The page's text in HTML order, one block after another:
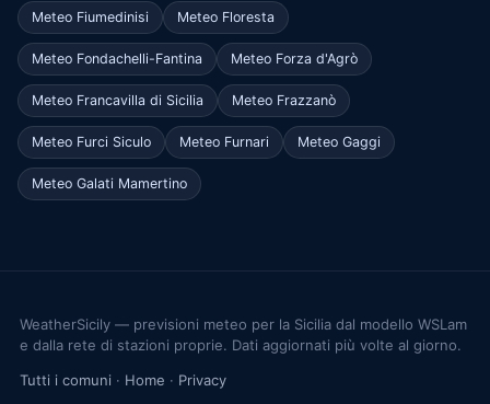
Meteo Fiumedinisi Meteo Floresta
Meteo Fondachelli-Fantina Meteo Forza d'Agrò
Meteo Francavilla di Sicilia Meteo Frazzanò
Meteo Furci Siculo Meteo Furnari Meteo Gaggi
Meteo Galati Mamertino
WeatherSicily — previsioni meteo per la Sicilia dal modello WSLam
e dalla rete di stazioni proprie. Dati aggiornati più volte al giorno.
Tutti i comuni · Home · Privacy